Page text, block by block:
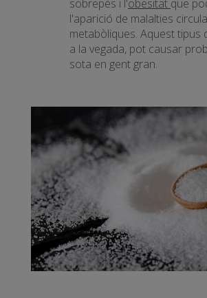
sobrepès i l'obesitat que
l'aparició de malalties
metabòliques. Aquest tipus
a la vegada, pot causar
sota en gent gran.